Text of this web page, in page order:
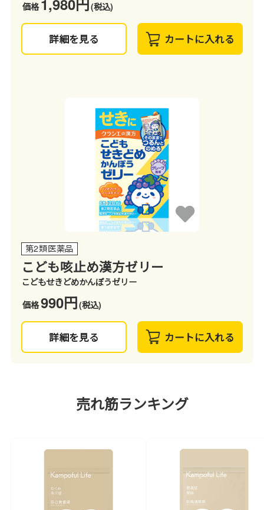
価格1,980円(税込)
詳細を見る カートに入れる
第2類医薬品
こども咳止め漢方ゼリー
こどもせきどめかんぽうゼリー
価格990円(税込)
詳細を見る カートに入れる
売れ筋ランキング